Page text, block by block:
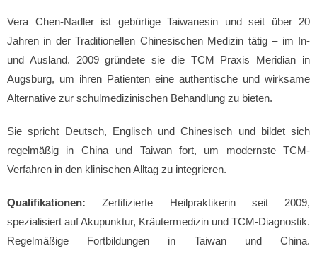
Vera Chen-Nadler ist gebürtige Taiwanesin und seit über 20
Jahren in der Traditionellen Chinesischen Medizin tätig – im In-
und Ausland. 2009 gründete sie die TCM Praxis Meridian in
Augsburg, um ihren Patienten eine authentische und wirksame
Alternative zur schulmedizinischen Behandlung zu bieten.
Sie spricht Deutsch, Englisch und Chinesisch und bildet sich
regelmäßig in China und Taiwan fort, um modernste TCM-
Verfahren in den klinischen Alltag zu integrieren.
Qualifikationen: Zertifizierte Heilpraktikerin seit 2009,
spezialisiert auf Akupunktur, Kräutermedizin und TCM-Diagnostik.
Regelmäßige Fortbildungen in Taiwan und China.